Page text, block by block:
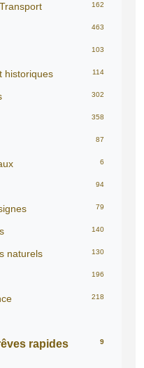
162
463
103
historiques 114
302
358
87
6
94
79
140
naturels 130
196
218
rapides 9